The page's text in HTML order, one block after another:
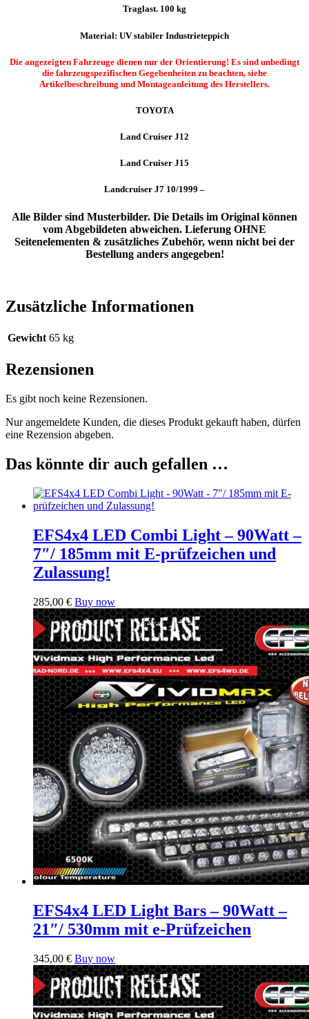
Traglast. 100 kg
Material: UV stabiler Industrieteppich
Die angezeigten Fahrzeuge dienen nur der Orientierung! Es sind unbedingt
die fahrzeugspezifischen Gegebenheiten zu beachten, siehe
Artikelbeschreibung und Montageanleitung des Herstellers.
TOYOTA
Land Cruiser J12
Land Cruiser J15
Landcruiser J7 10/1999 –
Alle Bilder sind Musterbilder. Die Details im Original können
vom Abgebildeten abweichen. Lieferung OHNE
Seitenelementen & zusätzliches Zubehör, wenn nicht bei der
Bestellung anders angegeben!
Zusätzliche Informationen
Gewicht 65 kg
Rezensionen
Es gibt noch keine Rezensionen.
Nur angemeldete Kunden, die dieses Produkt gekauft haben, dürfen
eine Rezension abgeben.
Das könnte dir auch gefallen …
EFS4x4 LED Combi Light – 90Watt –
7″/ 185mm mit E-prüfzeichen und
Zulassung!
285,00 € Buy now
EFS4x4 LED Light Bars – 90Watt –
21″/ 530mm mit e-Prüfzeichen
345,00 € Buy now